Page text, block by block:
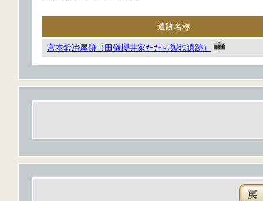
遺跡名称
宮本鍛冶屋跡（田儀櫻井家たたら製鉄遺跡）